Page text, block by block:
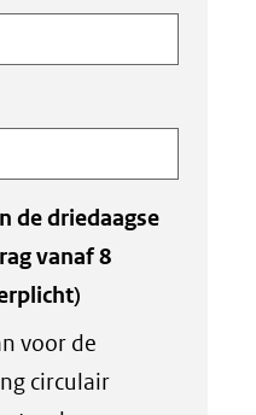
de driedaagse
vanaf 8
voor de
circulair